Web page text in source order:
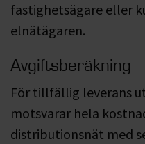
fastighetsägare eller
elnätägaren.
Avgiftsberäkning
För tillfällig leverans
motsvarar hela
distributionsnät med